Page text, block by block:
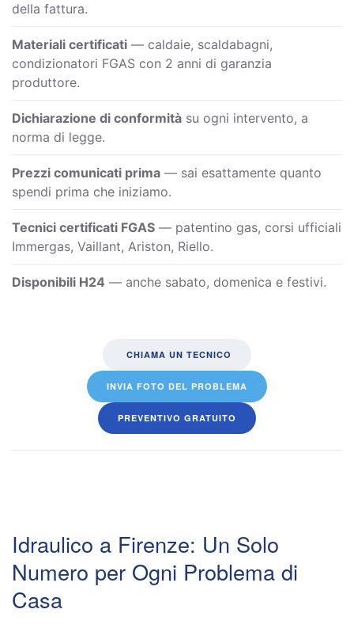
della fattura.
Materiali certificati — caldaie, scaldabagni,
condizionatori FGAS con 2 anni di garanzia
produttore.
Dichiarazione di conformità su ogni intervento, a
norma di legge.
Prezzi comunicati prima — sai esattamente quanto
spendi prima che iniziamo.
Tecnici certificati FGAS — patentino gas, corsi ufficiali
Immergas, Vaillant, Ariston, Riello.
Disponibili H24 — anche sabato, domenica e festivi.
CHIAMA UN TECNICO
INVIA FOTO DEL PROBLEMA
PREVENTIVO GRATUITO
Idraulico a Firenze: Un Solo
Numero per Ogni Problema di
Casa